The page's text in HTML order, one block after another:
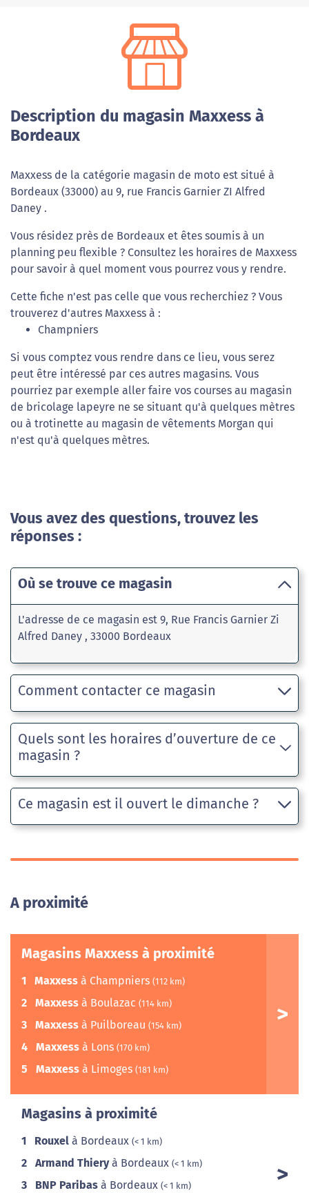
Description du magasin Maxxess à
Bordeaux
Maxxess de la catégorie magasin de moto est situé à
Bordeaux (33000) au 9, rue Francis Garnier ZI Alfred
Daney .
Vous résidez près de Bordeaux et êtes soumis à un
planning peu flexible ? Consultez les horaires de Maxxess
pour savoir à quel moment vous pourrez vous y rendre.
Cette fiche n'est pas celle que vous recherchiez ? Vous
trouverez d'autres Maxxess à :
Champniers
Si vous comptez vous rendre dans ce lieu, vous serez
peut être intéressé par ces autres magasins. Vous
pourriez par exemple aller faire vos courses au magasin
de bricolage lapeyre ne se situant qu'à quelques mètres
ou à trotinette au magasin de vêtements Morgan qui
n'est qu'à quelques mètres.
Vous avez des questions, trouvez les
réponses :
Où se trouve ce magasin
L'adresse de ce magasin est 9, Rue Francis Garnier Zi
Alfred Daney , 33000 Bordeaux
Comment contacter ce magasin
Quels sont les horaires d’ouverture de ce
magasin ?
Ce magasin est il ouvert le dimanche ?
A proximité
Magasins Maxxess à proximité
1 Maxxess à Champniers (112 km)
2 Maxxess à Boulazac (114 km)
3 Maxxess à Puilboreau (154 km)
4 Maxxess à Lons (170 km)
5 Maxxess à Limoges (181 km)
Magasins à proximité
1 Rouxel à Bordeaux (< 1 km)
2 Armand Thieryà Bordeaux (< 1 km)
3 BNP Paribas à Bordeaux (< 1 km)